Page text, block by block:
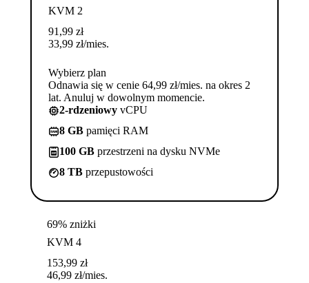
KVM 2
91,99 zł
33,99 zł/mies.
Wybierz plan
Odnawia się w cenie 64,99 zł/mies. na okres 2
lat. Anuluj w dowolnym momencie.
2-rdzeniowy vCPU
8 GB pamięci RAM
100 GB przestrzeni na dysku NVMe
8 TB przepustowości
69% zniżki
KVM 4
153,99 zł
46,99 zł/mies.